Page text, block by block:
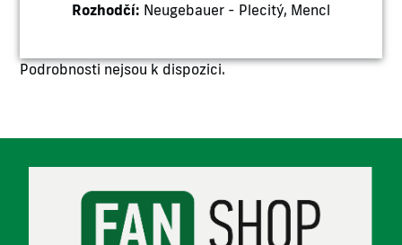
Rozhodčí: Neugebauer - Plecitý, Mencl
Podrobnosti nejsou k dispozici.